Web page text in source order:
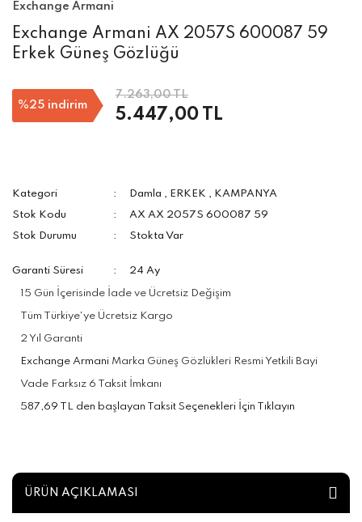
Exchange Armani
Exchange Armani AX 2057S 600087 59
Erkek Güneş Gözlüğü
%25 indirim
7.263,00 TL
5.447,00 TL
Kategori Damla , ERKEK , KAMPANYA
Stok Kodu
AX AX 2057S 600087 59
Stok Durumu
Stokta Var
Garanti Süresi 24 Ay
15 Gün İçerisinde İade ve Ücretsiz Değişim
Tüm Türkiye'ye Ücretsiz Kargo
2 Yıl Garanti
Exchange Armani Marka Güneş Gözlükleri Resmi Yetkili Bayi
Vade Farksız 6 Taksit İmkanı
587,69 TL den başlayan Taksit Seçenekleri İçin Tıklayın
ÜRÜN AÇIKLAMASI